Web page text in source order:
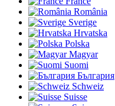
România
Sverige
Hrvatska
Polska
Magyar
Suomi
България
Schweiz
Suisse